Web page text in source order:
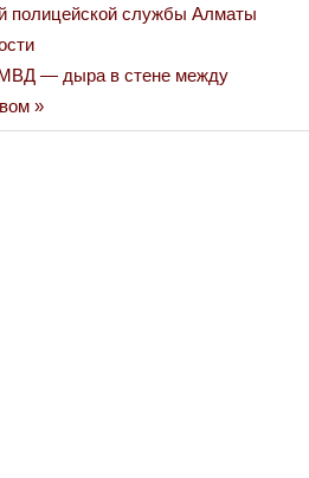
полицейской службы Алматы
— дыра в стене между